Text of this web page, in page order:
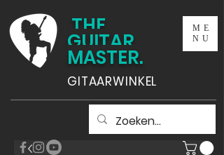
THE
GUITAR
MASTER.
GITAARWINKEL
ME
NU